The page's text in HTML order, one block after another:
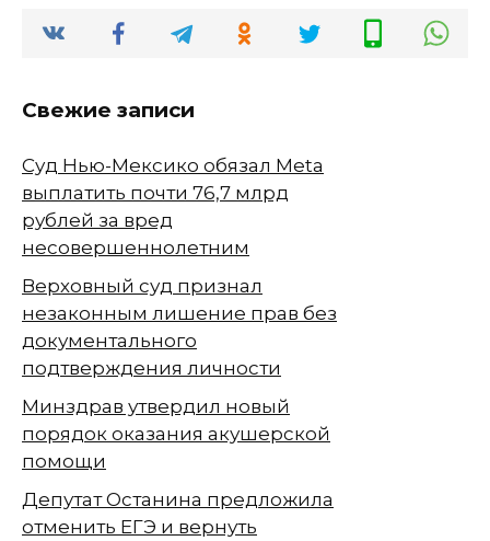
Свежие записи
Суд Нью-Мексико обязал Meta
выплатить почти 76,7 млрд
рублей за вред
несовершеннолетним
Верховный суд признал
незаконным лишение прав без
документального
подтверждения личности
Минздрав утвердил новый
порядок оказания акушерской
помощи
Депутат Останина предложила
отменить ЕГЭ и вернуть